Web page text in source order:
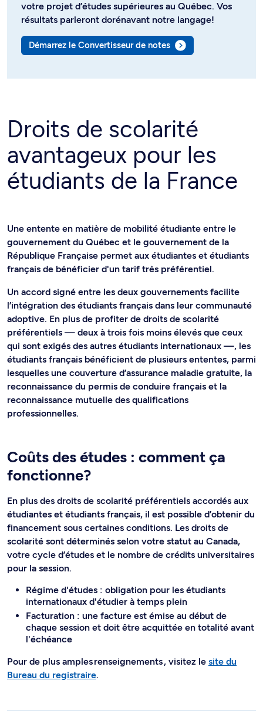
votre projet d’études supérieures au Québec. Vos
résultats parleront dorénavant notre langage!
Démarrez le Convertisseur de notes
Droits de scolarité
avantageux pour les
étudiants de la France
Une entente en matière de mobilité étudiante entre le
gouvernement du Québec et le gouvernement de la
République Française permet aux étudiantes et étudiants
français de bénéficier d'un tarif très préférentiel.
Un accord signé entre les deux gouvernements facilite
l’intégration des étudiants français dans leur communauté
adoptive. En plus de profiter de droits de scolarité
préférentiels — deux à trois fois moins élevés que ceux
qui sont exigés des autres étudiants internationaux —, les
étudiants français bénéficient de plusieurs ententes, parmi
lesquelles une couverture d’assurance maladie gratuite, la
reconnaissance du permis de conduire français et la
reconnaissance mutuelle des qualifications
professionnelles.
Coûts des études : comment ça
fonctionne?
En plus des droits de scolarité préférentiels accordés aux
étudiantes et étudiants français, il est possible d’obtenir du
financement sous certaines conditions. Les droits de
scolarité sont déterminés selon votre statut au Canada,
votre cycle d’études et le nombre de crédits universitaires
pour la session.
Régime d'études : obligation pour les étudiants
internationaux d'étudier à temps plein
Facturation : une facture est émise au début de
chaque session et doit être acquittée en totalité avant
l'échéance
Pour de plus amples renseignements , visitez le site du
Bureau du registraire.